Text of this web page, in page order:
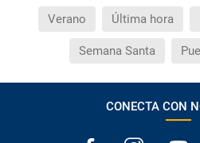
Verano Última hora
Semana Santa
CONECTA CON